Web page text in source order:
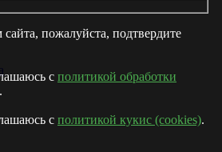
пожалуйста, подтвердите
с политикой обработки
.
с политикой кукис (cookies).